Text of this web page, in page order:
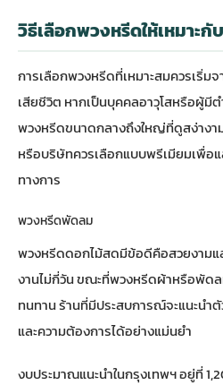
วิธีเลือกพวงหรีดให้เหมาะ
การเลือกพวงหรีดที่เหมาะสมควรเริ่
เสียชีวิต หากเป็นบุคคลอาวุโสหรือผู้มี
พวงหรีดขนาดกลางถึงใหญ่ที่ดูสง่างา
หรือบริษัทควรเลือกแบบพรีเมียมเพื่อ
ทางการ
พวงหรีดพัดลม
พวงหรีดดอกไม้สดมีข้อดีคือสวยงามแ
งานไม่กี่วัน ขณะที่พวงหรีดผ้าหรือพัด
ทนทาน ร้านที่มีประสบการณ์จะแนะนำ
และความต้องการได้อย่างแม่นยำ
งบประมาณแนะนำในกรุงเทพฯ อยู่ที่